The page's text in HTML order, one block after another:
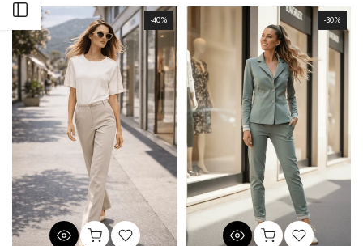
Otvoriť postranný panel
-40% -30%